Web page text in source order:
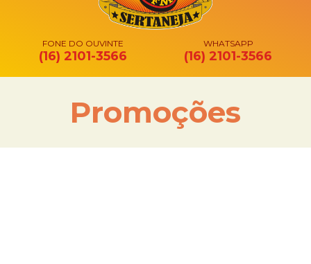
FONE DO OUVINTE
(16) 2101-3566
WHATSAPP
(16) 2101-3566
Promoções